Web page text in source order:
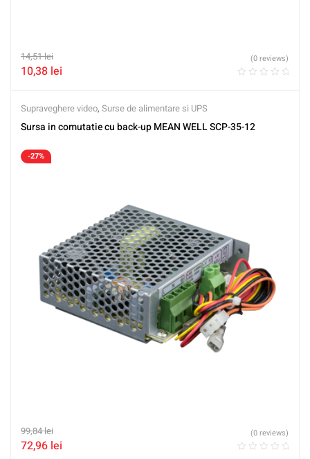
14,51lei
10,38 lei
(0 reviews)
Supraveghere video, Surse de alimentare si UPS
Sursa in comutatie cu back-up MEAN WELL SCP-35-12
-27%
99,84lei
72,96 lei
(0 reviews)